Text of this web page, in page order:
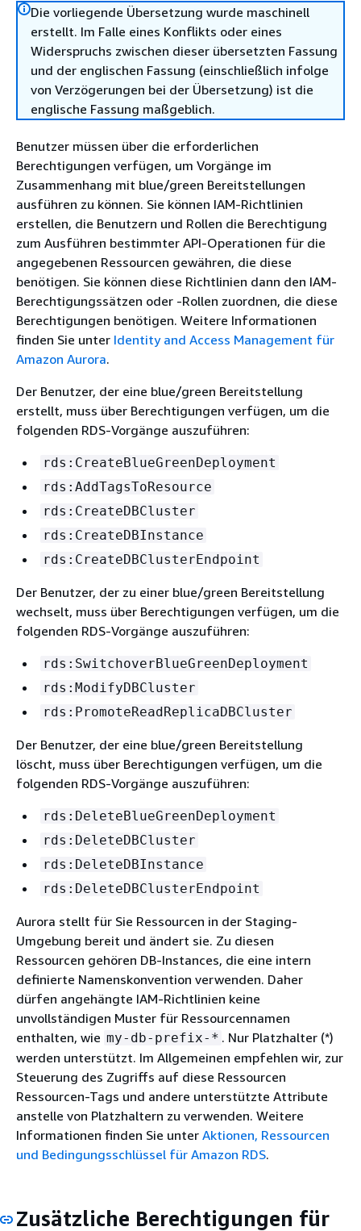
Die vorliegende Übersetzung wurde maschinell
erstellt. Im Falle eines Konflikts oder eines
Widerspruchs zwischen dieser übersetzten Fassung
und der englischen Fassung (einschließlich infolge
von Verzögerungen bei der Übersetzung) ist die
englische Fassung maßgeblich.
Benutzer müssen über die erforderlichen
Berechtigungen verfügen, um Vorgänge im
Zusammenhang mit blue/green Bereitstellungen
ausführen zu können. Sie können IAM-Richtlinien
erstellen, die Benutzern und Rollen die Berechtigung
zum Ausführen bestimmter API-Operationen für die
angegebenen Ressourcen gewähren, die diese
benötigen. Sie können diese Richtlinien dann den IAM-
Berechtigungssätzen oder -Rollen zuordnen, die diese
Berechtigungen benötigen. Weitere Informationen
finden Sie unter Identity and Access Management für
Amazon Aurora.
Der Benutzer, der eine blue/green Bereitstellung
erstellt, muss über Berechtigungen verfügen, um die
folgenden RDS-Vorgänge auszuführen:
rds:CreateBlueGreenDeployment
rds:AddTagsToResource
rds:CreateDBCluster
rds:CreateDBInstance
rds:CreateDBClusterEndpoint
Der Benutzer, der zu einer blue/green Bereitstellung
wechselt, muss über Berechtigungen verfügen, um die
folgenden RDS-Vorgänge auszuführen:
rds:SwitchoverBlueGreenDeployment
rds:ModifyDBCluster
rds:PromoteReadReplicaDBCluster
Der Benutzer, der eine blue/green Bereitstellung
löscht, muss über Berechtigungen verfügen, um die
folgenden RDS-Vorgänge auszuführen:
rds:DeleteBlueGreenDeployment
rds:DeleteDBCluster
rds:DeleteDBInstance
rds:DeleteDBClusterEndpoint
Aurora stellt für Sie Ressourcen in der Staging-
Umgebung bereit und ändert sie. Zu diesen
Ressourcen gehören DB-Instances, die eine intern
definierte Namenskonvention verwenden. Daher
dürfen angehängte IAM-Richtlinien keine
unvollständigen Muster für Ressourcennamen
enthalten, wie my-db-prefix-* . Nur Platzhalter (*)
werden unterstützt. Im Allgemeinen empfehlen wir, zur
Steuerung des Zugriffs auf diese Ressourcen
Ressourcen-Tags und andere unterstützte Attribute
anstelle von Platzhaltern zu verwenden. Weitere
Informationen finden Sie unter Aktionen, Ressourcen
und Bedingungsschlüssel für Amazon RDS.
Zusätzliche Berechtigungen für